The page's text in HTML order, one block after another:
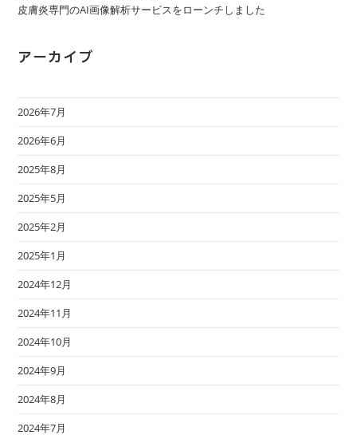
皮膚炎専門のAI画像解析サービスをローンチしました
アーカイブ
2026年7月
2026年6月
2025年8月
2025年5月
2025年2月
2025年1月
2024年12月
2024年11月
2024年10月
2024年9月
2024年8月
2024年7月